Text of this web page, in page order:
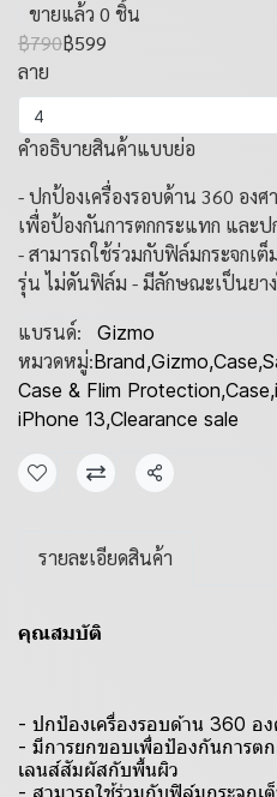
ขายแล้ว 0 ชิ้น
฿790฿599
ลาย
4
คำอธิบายสินค้าแบบย่อ
- ปกป้องเครื่องรอบด้าน 360 อง
เพื่อป้องกันการตกกระแทก และ
- สามารถใช้ร่วมกับฟิล์มกระจกเ
รุ่น ไม่ดันฟิล์ม - มีลักษณะเป็นยา
แบรนด์:
Gizmo
หมวดหมู่:Brand,Gizmo,Case,
Case & Flim Protection,Case,
iPhone 13,Clearance sale
แชร์
รายละเอียดสินค้า
คุณสมบัติ
- ปกป้องเครื่องรอบด้าน 360 อ
- มีการยกขอบเพื่อป้องกันการต
เลนส์สัมผัสกับพื้นผิว
- สามารถใช้ร่วมกับฟิล์มกระจก